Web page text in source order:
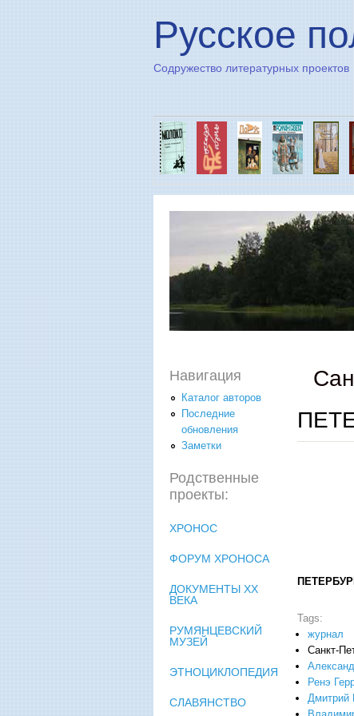
Русское
Содружество литературных проектов
Tags:
журнал
Санкт-
Ренэ
Дмитрий
Навигация
Каталог авторов
Последние
обновления
Заметки
Родственные
проекты:
ХРОНОС
ФОРУМ ХРОНОСА
ДОКУМЕНТЫ XX
ВЕКА
РУМЯНЦЕВСКИЙ
МУЗЕЙ
ЭТНОЦИКЛОПЕДИЯ
СЛАВЯНСТВО